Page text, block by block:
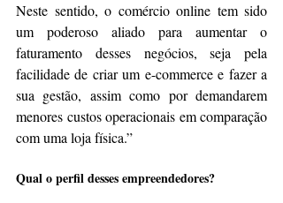
Neste sentido, o comércio online tem sido
um poderoso aliado para aumentar o
faturamento desses negócios, seja pela
facilidade de criar um e-commerce e fazer a
sua gestão, assim como por demandarem
menores custos operacionais em comparação
com uma loja física.”
Qual o perfil desses empreendedores?